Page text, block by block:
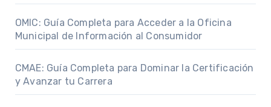
OMIC: Guía Completa para Acceder a la Oficina
Municipal de Información al Consumidor
CMAE: Guía Completa para Dominar la Certificación
y Avanzar tu Carrera